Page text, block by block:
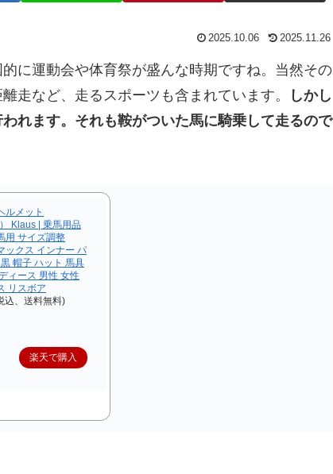
2025.10.06 2025.11.26
に運動会や体育祭が盛んな時期ですね。当然その
走など、走るスポーツも含まれています。
しかし
れます。それも鞍がついた馬に騎乗して走るので
ルメット
Klaus | 乗馬用品
用 サイズ調整
ックス インナー パ
帽子 ハット 馬具
ィース 男性 女性
リスボア
込、送料無料)
楽天で購入